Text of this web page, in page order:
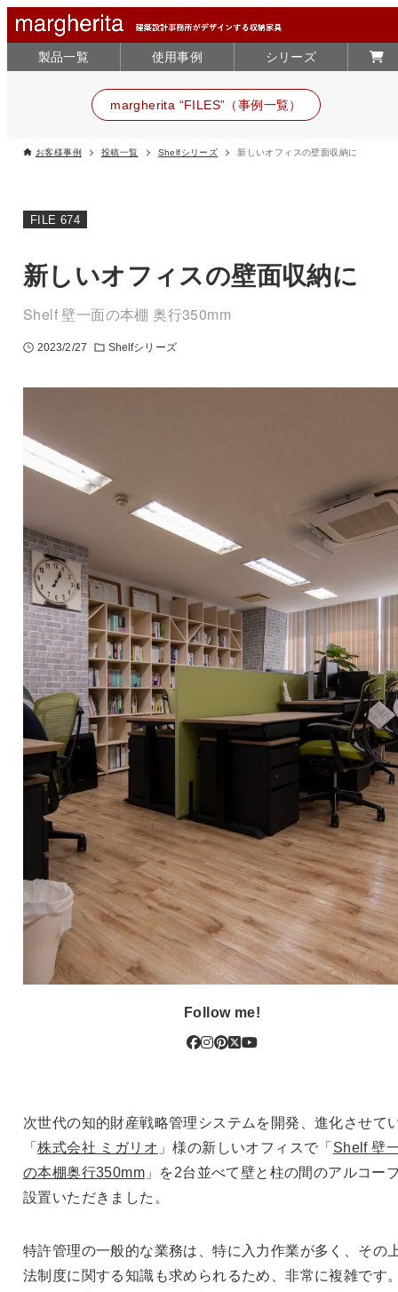
製品一覧 使用事例 シリーズ
margherita “FILES”（事例一覧）
お客様事例 投稿一覧 Shelfシリーズ 新しいオフィスの壁面収納に
FILE 674
新しいオフィスの壁面収納に
Shelf 壁一面の本棚 奥行350mm
2023/2/27 Shelfシリーズ
Follow me!
次世代の知的財産戦略管理システムを開発、進化させて
「株式会社 ミガリオ 」様の新しいオフィスで「 Shelf 壁
の本棚奥行350mm」を2台並べて壁と柱の間のアルコー
設置いただきました。
特許管理の一般的な業務は、特に入力作業が多く、その
法制度に関する知識も求められるため、非常に複雑です